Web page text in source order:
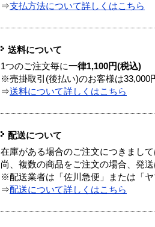
⇒支払方法について詳しくはこちら
送料について
1つのご注文毎に一律1,100円(税込)
※売掛取引(後払い)のお客様は33,000
⇒送料について詳しくはこちら
配送について
在庫がある場合のご注文につきまし
尚、複数の商品をご注文の場合、発
※配送業者は「佐川急便」または「
⇒配送について詳しくはこちら